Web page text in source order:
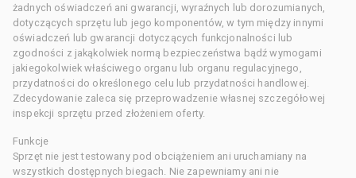
żadnych oświadczeń ani gwarancji, wyraźnych lub dorozumianych,
dotyczących sprzętu lub jego komponentów, w tym między innymi
oświadczeń lub gwarancji dotyczących funkcjonalności lub
zgodności z jakąkolwiek normą bezpieczeństwa bądź wymogami
jakiegokolwiek właściwego organu lub organu regulacyjnego,
przydatności do określonego celu lub przydatności handlowej.
Zdecydowanie zaleca się przeprowadzenie własnej szczegółowej
inspekcji sprzętu przed złożeniem oferty.
Funkcje
Sprzęt nie jest testowany pod obciążeniem ani uruchamiany na
wszystkich dostępnych biegach. Nie zapewniamy ani nie